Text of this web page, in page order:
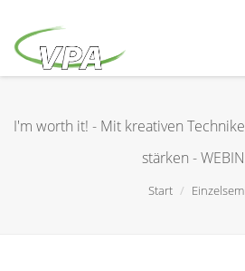
I'm worth it! - Mit kreativen
stärken -
Start